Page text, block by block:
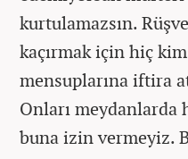
kurtulamazsın.
kaçırmak için hiç
mensuplarına iftira
Onları meydanlarda
buna izin vermeyiz.